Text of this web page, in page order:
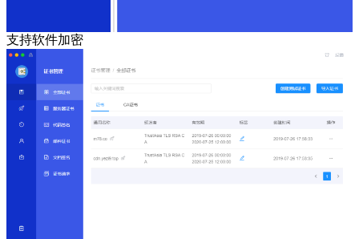
支持软件加密